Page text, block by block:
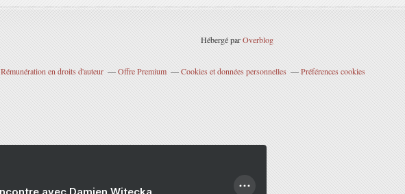
Hébergé parOverblog
Rémunération en droits d'auteur Offre Premium Cookies et données personnelles Préférences cookies